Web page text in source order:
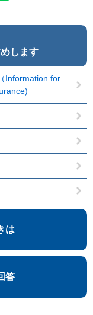
します
Information for
は
答